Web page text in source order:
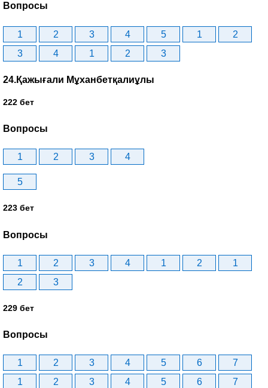
Вопросы
1 2 3 4 5 1
2
3
4 1 2 3
24.Қажығали Мұханбетқалиұлы
222 бет
Вопросы
1 2 3 4
5
223 бет
Вопросы
1 2 3 4 1 2
1
2
3
229 бет
Вопросы
1 2 3 4 5 6
7
1
2 3 4 5 6 7